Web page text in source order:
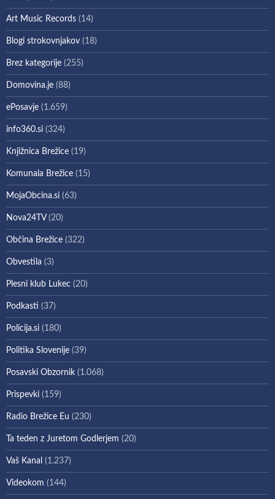
Art Music Records (14)
Blogi strokovnjakov (18)
Brez kategorije (255)
Domovina.je (88)
ePosavje (1.659)
info360.si (324)
Knjižnica Brežice (19)
Komunala Brežice (15)
MojaObcina.si (63)
Nova24TV(20)
Občina Brežice (322)
Obvestila (3)
Plesni klub Lukec (20)
Podkasti (37)
Policija.si (180)
Politika Slovenije (39)
Posavski Obzornik (1.068)
Prispevki (159)
Radio Brežice Eu (230)
Ta teden z Juretom Godlerjem (20)
Vaš Kanal (1.237)
Videokom (144)